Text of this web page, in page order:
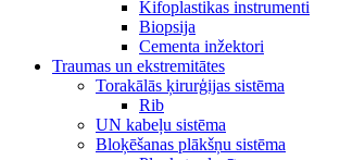
Kifoplastikas instrumenti
Biopsija
Cementa inžektori
Traumas un ekstremitātes
Torakālās ķirurģijas sistēma
Rib
UN kabeļu sistēma
Bloķēšanas plākšņu sistēma